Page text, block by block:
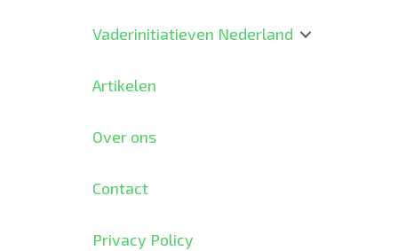
Vaderinitiatieven Nederland
Artikelen
Over ons
Contact
Privacy Policy